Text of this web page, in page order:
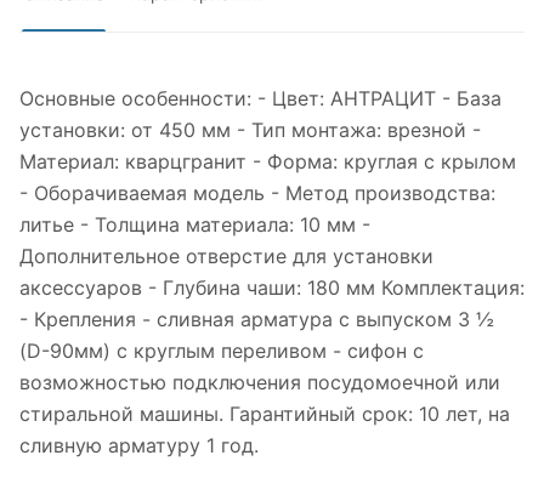
Основные особенности: - Цвет: АНТРАЦИТ - База
установки: от 450 мм - Тип монтажа: врезной -
Материал: кварцгранит - Форма: круглая с крылом
- Оборачиваемая модель - Метод производства:
литье - Толщина материала: 10 мм -
Дополнительное отверстие для установки
аксессуаров - Глубина чаши: 180 мм Комплектация:
- Крепления - сливная арматура с выпуском 3 ½
(D-90мм) с круглым переливом - сифон с
возможностью подключения посудомоечной или
стиральной машины. Гарантийный срок: 10 лет, на
сливную арматуру 1 год.